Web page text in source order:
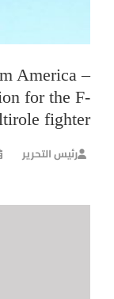
America –
for the F-
fighter
رئيس التحرير